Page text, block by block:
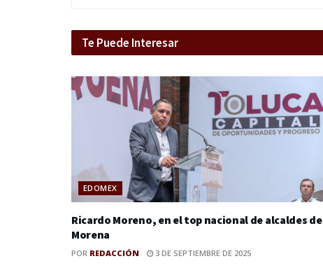
Te Puede Interesar
EDOMEX
Ricardo Moreno, en el top nacional de alcaldes de
Morena
POR REDACCIÓN 3 DE SEPTIEMBRE DE 2025